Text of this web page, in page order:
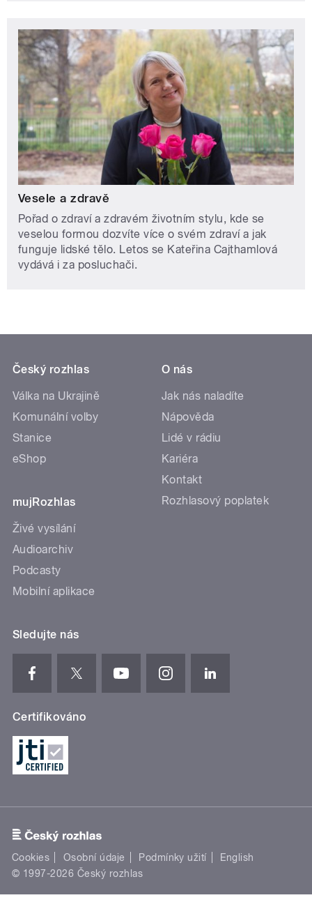
Vesele a zdravě
Pořad o zdraví a zdravém životním stylu, kde se
veselou formou dozvíte více o svém zdraví a jak
funguje lidské tělo. Letos se Kateřina Cajthamlová
vydává i za posluchači.
Český rozhlas
Válka na Ukrajině
Komunální volby
Stanice
eShop
mujRozhlas
Živé vysílání
Audioarchiv
Podcasty
Mobilní aplikace
O nás
Jak nás naladíte
Nápověda
Lidé v rádiu
Kariéra
Kontakt
Rozhlasový poplatek
Sledujte nás
Certifikováno
Cookies Osobní údaje Podmínky užití
English
© 1997-2026 Český rozhlas